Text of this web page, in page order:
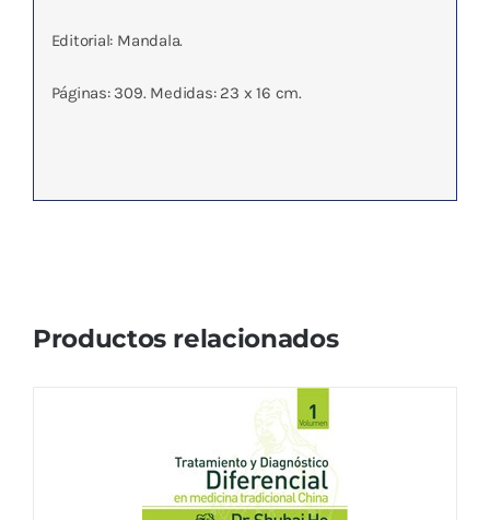
Editorial: Mandala.
Páginas: 309. Medidas: 23 x 16 cm.
Productos relacionados
TRATAMIENTO Y DIAGNOSTICO
DIFERENCIAL EN M.T.C. VOL.1
IVA no incluído